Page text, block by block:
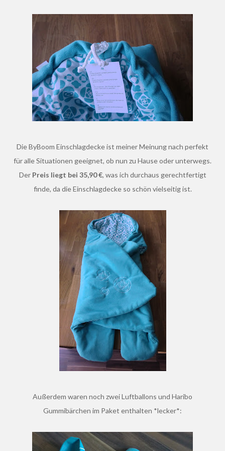
Die ByBoom Einschlagdecke ist meiner Meinung nach perfekt
für alle Situationen geeignet, ob nun zu Hause oder unterwegs.
Der Preis liegt bei 35,90 €, was ich durchaus gerechtfertigt
finde, da die Einschlagdecke so schön vielseitig ist.
Außerdem waren noch zwei Luftballons und Haribo
Gummibärchen im Paket enthalten *lecker*: